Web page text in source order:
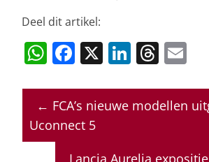
Deel dit artikel:
W
at
s
A
F
c
e
X Li
k
e
T
re
a
ai
l
← FCA’s nieuwe modellen
Uconnect 5
Lancia Aurelia